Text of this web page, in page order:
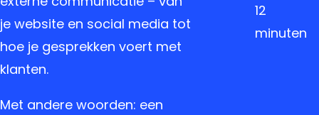
je website en social media tot
hoe je gesprekken voert met
klanten.
Met andere woorden: een
12
minuten